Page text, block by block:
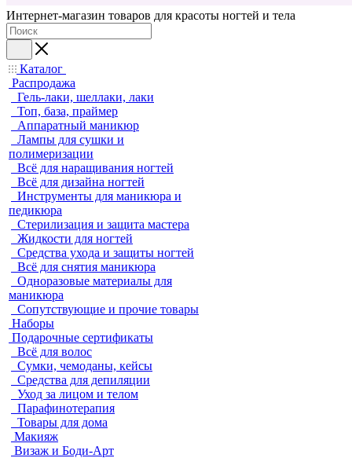
Интернет-магазин товаров для красоты ногтей и тела
Каталог
Распродажа
Гель-лаки, шеллаки, лаки
Топ, база, праймер
Аппаратный маникюр
Лампы для сушки и
полимеризации
Всё для наращивания ногтей
Всё для дизайна ногтей
Инструменты для маникюра и
педикюра
Стерилизация и защита мастера
Жидкости для ногтей
Средства ухода и защиты ногтей
Всё для снятия маникюра
Одноразовые материалы для
маникюра
Сопутствующие и прочие товары
Наборы
Подарочные сертификаты
Всё для волос
Сумки, чемоданы, кейсы
Средства для депиляции
Уход за лицом и телом
Парафинотерапия
Товары для дома
Макияж
Визаж и Боди-Арт